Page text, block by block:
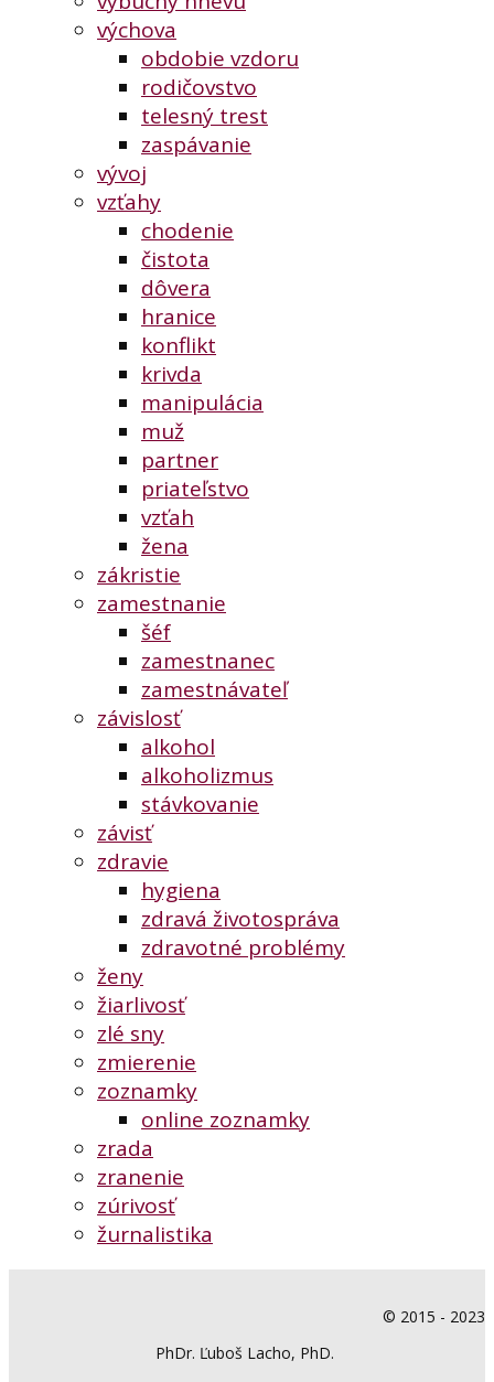
výchova
obdobie vzdoru
rodičovstvo
telesný trest
zaspávanie
vývoj
vzťahy
chodenie
čistota
dôvera
hranice
konflikt
krivda
manipulácia
muž
partner
priateľstvo
vzťah
žena
zákristie
zamestnanie
šéf
zamestnanec
zamestnávateľ
závislosť
alkohol
alkoholizmus
stávkovanie
závisť
zdravie
hygiena
zdravá životospráva
zdravotné problémy
ženy
žiarlivosť
zlé sny
zmierenie
zoznamky
online zoznamky
zrada
zranenie
zúrivosť
žurnalistika
© 2015 - 2023
PhDr. Ľuboš Lacho, PhD.